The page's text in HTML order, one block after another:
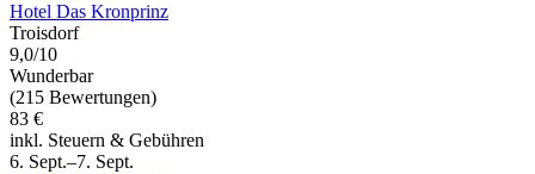
Hotel Das Kronprinz
Troisdorf
9,0/10
Wunderbar
(215 Bewertungen)
83 €
inkl. Steuern & Gebühren
6. Sept.–7. Sept.